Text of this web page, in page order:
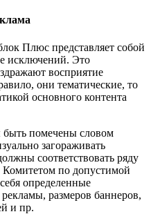
Плюс представляет собой
исключений. Это
восприятие
они тематические, то
основного контента
помечены словом
загораживать
соответствовать ряду
Комитетом по допустимой
определенные
размеров баннеров,
и пр.